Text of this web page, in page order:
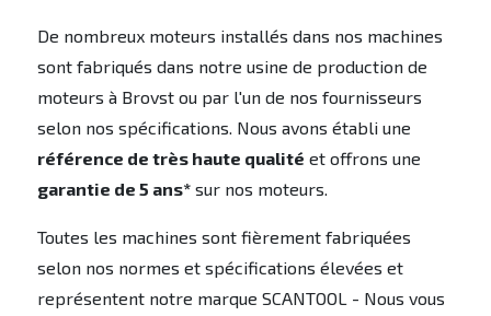
De nombreux moteurs installés dans nos machines
sont fabriqués dans notre usine de production de
moteurs à Brovst ou par l'un de nos fournisseurs
selon nos spécifications. Nous avons établi une
référence de très haute qualité et offrons une
garantie de 5 ans*sur nos moteurs.
Toutes les machines sont fièrement fabriquées
selon nos normes et spécifications élevées et
représentent notre marque SCANTOOL - Nous vous